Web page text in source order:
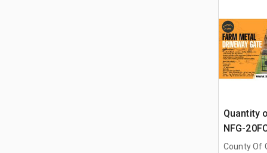
Quantity
NFG-
County Of